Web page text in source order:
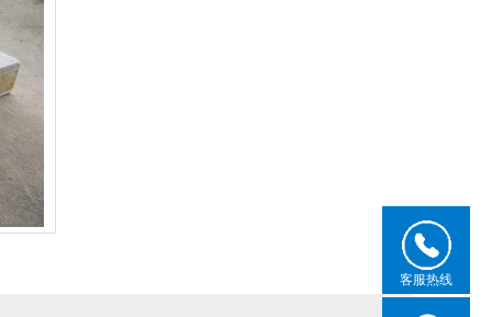
客服热线